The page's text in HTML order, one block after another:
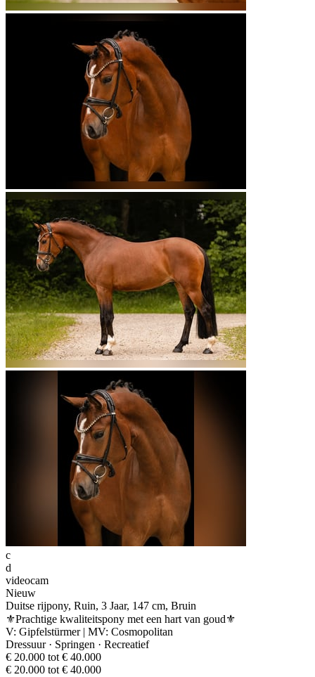
c
d
videocam
Nieuw
Duitse rijpony, Ruin, 3 Jaar, 147 cm, Bruin
⚜️Prachtige kwaliteitspony met een hart van goud⚜️
V: Gipfelstürmer | MV: Cosmopolitan
Dressuur · Springen · Recreatief
€ 20.000 tot € 40.000
€ 20.000 tot € 40.000